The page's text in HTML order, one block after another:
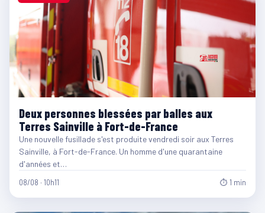
Deux personnes blessées par balles aux
Terres Sainville à Fort-de-France
Une nouvelle fusillade s'est produite vendredi soir aux Terres
Sainville, à Fort-de-France. Un homme d'une quarantaine
d'années et…
08/08 · 10h11 ⏱ 1 min